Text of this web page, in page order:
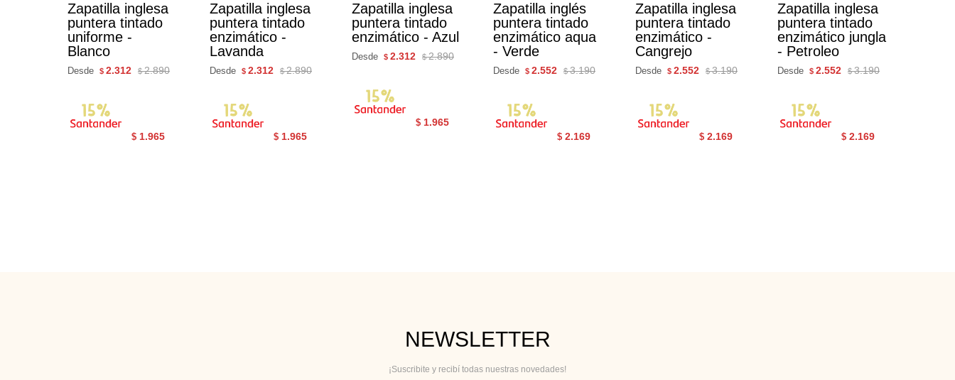
Zapatilla inglesa
puntera tintado
uniforme -
Blanco
Desde $ 2.312 $ 2.890
$ 1.965
Zapatilla inglesa
puntera tintado
enzimático -
Lavanda
Desde $ 2.312 $ 2.890
$ 1.965
Zapatilla inglesa
puntera tintado
enzimático - Azul
Desde $ 2.312 $ 2.890
$ 1.965
Zapatilla inglés
puntera tintado
enzimático aqua
- Verde
Desde$ 2.552 $ 3.190
$ 2.169
Zapatilla inglesa
puntera tintado
enzimático -
Cangrejo
Desde$ 2.552 $ 3.190
$ 2.169
Zapatilla inglesa
puntera tintado
enzimático jungla
- Petroleo
Desde$ 2.552 $ 3.190
$ 2.169
NEWSLETTER
¡Suscribite y recibí todas nuestras novedades!